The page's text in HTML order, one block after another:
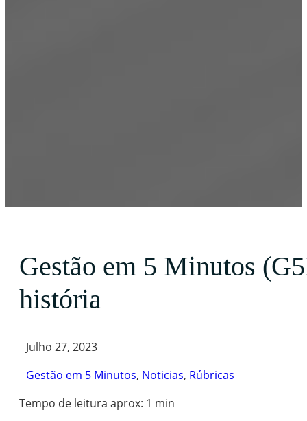
Gestão em 5 Minutos
história
Julho 27, 2023
Gestão em 5 Minutos, Noticias, Rúbricas
Tempo de leitura aprox: 1 min